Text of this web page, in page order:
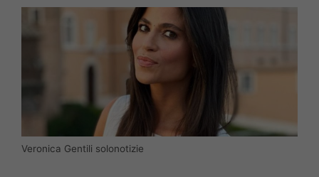
Veronica Gentili solonotizie